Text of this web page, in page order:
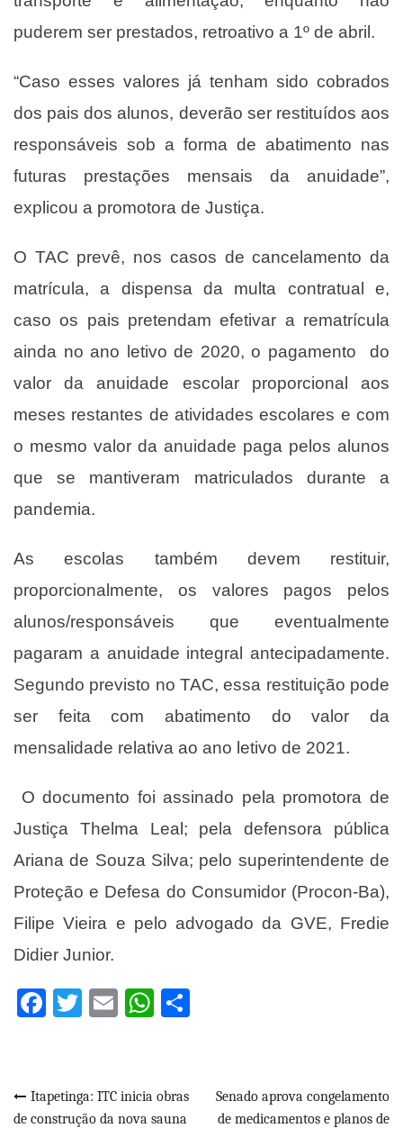
puderem ser prestados, retroativo a 1º de abril.
“Caso esses valores já tenham sido cobrados
dos pais dos alunos, deverão ser restituídos aos
responsáveis sob a forma de abatimento nas
futuras prestações mensais da anuidade”,
explicou a promotora de Justiça.
O TAC prevê, nos casos de cancelamento da
matrícula, a dispensa da multa contratual e,
caso os pais pretendam efetivar a rematrícula
ainda no ano letivo de 2020, o pagamento do
valor da anuidade escolar proporcional aos
meses restantes de atividades escolares e com
o mesmo valor da anuidade paga pelos alunos
que se mantiveram matriculados durante a
pandemia.
As escolas também devem restituir,
proporcionalmente, os valores pagos pelos
alunos/responsáveis que eventualmente
pagaram a anuidade integral antecipadamente.
Segundo previsto no TAC, essa restituição pode
ser feita com abatimento do valor da
mensalidade relativa ao ano letivo de 2021.
O documento foi assinado pela promotora de
Justiça Thelma Leal; pela defensora pública
Ariana de Souza Silva; pelo superintendente de
Proteção e Defesa do Consumidor (Procon-Ba),
Filipe Vieira e pelo advogado da GVE, Fredie
Didier Junior.
Facebook
Twitter
EmailWhatsApp
Navegação
Itapetinga: ITC inicia obras
de construção da nova sauna
Senado aprova congelamento
de medicamentos e planos de